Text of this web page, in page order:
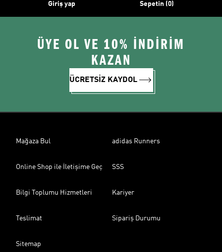
Giriş yap Sepetin (0)
ÜYE OL VE 10% İNDİRİM
KAZAN
ÜCRETSİZ KAYDOL
Mağaza Bul adidas Runners
Online Shop ile İletişime Geç SSS
Bilgi Toplumu Hizmetleri Kariyer
Teslimat Sipariş Durumu
Sitemap